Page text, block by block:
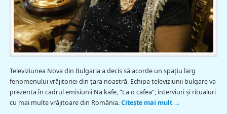
Televiziunea Nova din Bulgaria a decis să acorde un spaţiu larg
fenomenului vrăjitoriei din ţara noastră. Echipa televiziunii bulgare va
prezenta în cadrul emisiunii Na kafe, “La o cafea”, interviuri şi ritualuri
cu mai multe vrăjitoare din România.Citește mai mult →